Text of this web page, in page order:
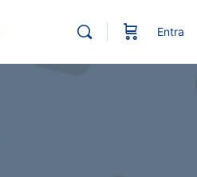
Entra